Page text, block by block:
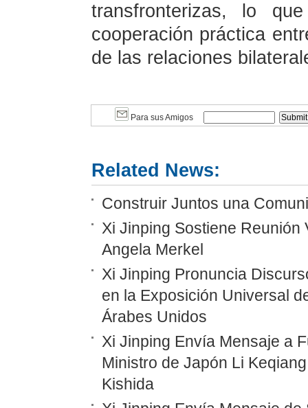
transfronterizas, lo
cooperación práctica
de las relaciones
Para sus Amigos
Related News:
Construir Juntos una
Xi Jinping Sostiene Reunión
Angela Merkel
Xi Jinping Pronuncia
en la Exposición Universal
Árabes Unidos
Xi Jinping Envía Mensaje a
Ministro de Japón Li
Kishida